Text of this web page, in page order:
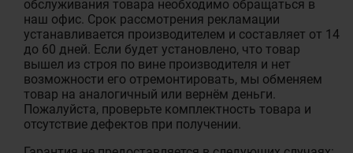
обслуживания товара необходимо обращаться в
наш офис. Срок рассмотрения рекламации
устанавливается производителем и составляет от 14
до 60 дней. Если будет установлено, что товар
вышел из строя по вине производителя и нет
возможности его отремонтировать, мы обменяем
товар на аналогичный или вернём деньги.
Пожалуйста, проверьте комплектность товара и
отсутствие дефектов при получении.